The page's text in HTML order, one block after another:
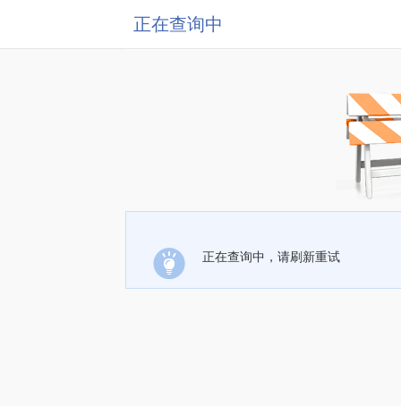
正在查询中
正在查询中，请刷新重试